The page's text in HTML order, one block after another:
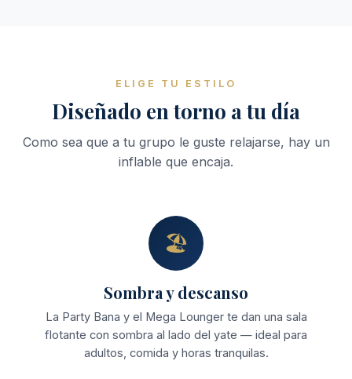
ELIGE TU ESTILO
Diseñado en torno a tu día
Como sea que a tu grupo le guste relajarse, hay un
inflable que encaja.
🏖
Sombra y descanso
La Party Bana y el Mega Lounger te dan una sala
flotante con sombra al lado del yate — ideal para
adultos, comida y horas tranquilas.